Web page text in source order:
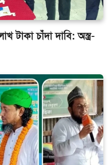
টাকা চাঁদা দাবি: অস্ত্র-